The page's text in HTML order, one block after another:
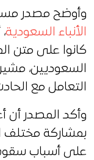
وأوضح مصدر
الأنباء السعودية
كانوا على متن
السعوديين،
التعامل مع
وأكد المصدر أن
بمشاركة مختلف
على أسباب